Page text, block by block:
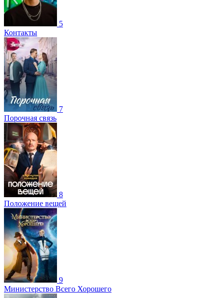
5
Контакты
7
Порочная связь
8
Положение вещей
9
Министерство Всего Хорошего